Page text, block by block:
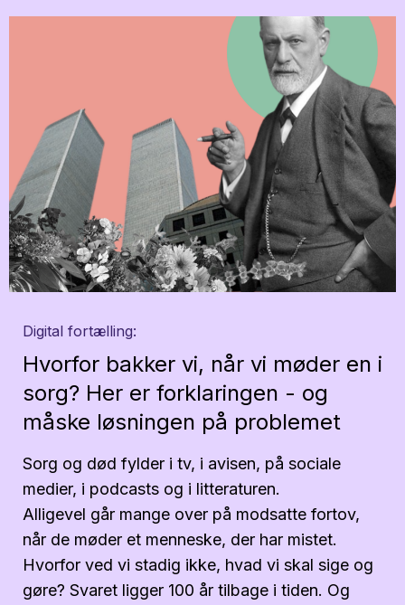
Digital fortælling:
Hvorfor bakker vi, når vi møder en i
sorg? Her er forklaringen - og
måske løsningen på problemet
Sorg og død fylder i tv, i avisen, på sociale
medier, i podcasts og i litteraturen.
Alligevel går mange over på modsatte fortov,
når de møder et menneske, der har mistet.
Hvorfor ved vi stadig ikke, hvad vi skal sige og
gøre? Svaret ligger 100 år tilbage i tiden. Og